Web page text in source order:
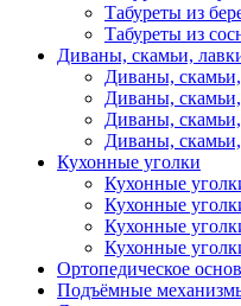
Табуреты из
Табуреты из
Диваны, скамьи,
Диваны,
Диваны, скамьи,
Диваны,
Диваны,
Кухонные уголки
Кухонные
Кухонные
Кухонные
Кухонные
Ортопедическое
Подъёмные